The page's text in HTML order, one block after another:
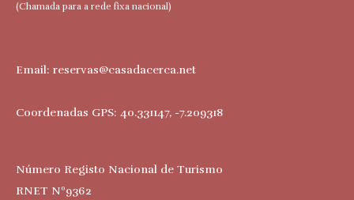
(Chamada para a rede fixa nacional)
Email: reservas@casadacerca.net
Coordenadas GPS: 40.331147, -7.209318
Número Registo Nacional de Turismo
RNET Nº9362